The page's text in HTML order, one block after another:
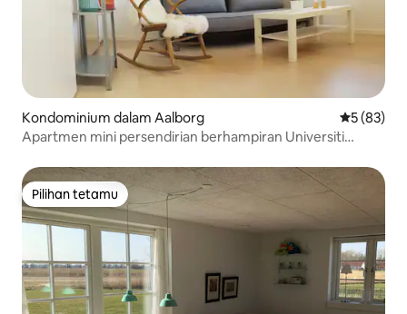
Kondominium dalam Aalborg Penarafan
5 (83)
Apartmen mini persendirian berhampiran Universiti
Pilihan tetamu
Pilihan tetamu